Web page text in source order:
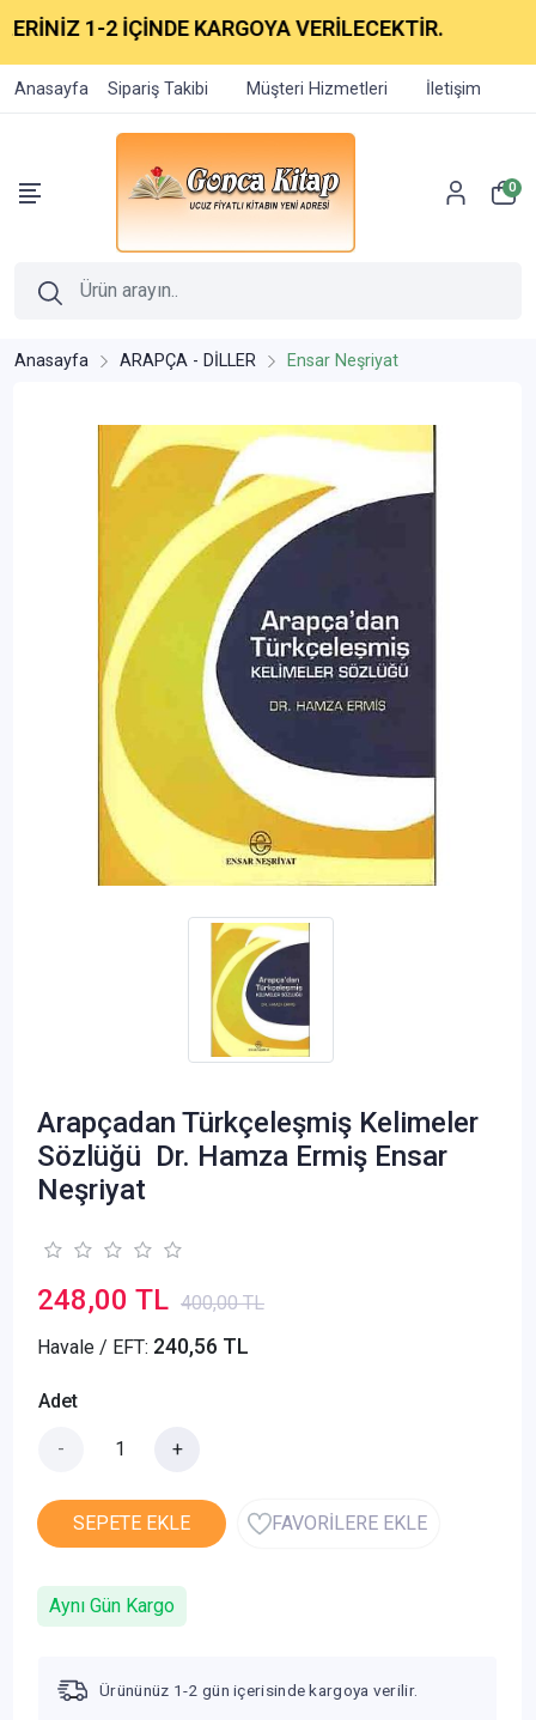
1-2 İÇİNDE KARGOYA VERİLECEKTİR.
Anasayfa Sipariş Takibi Müşteri Hizmetleri İletişim
0
Anasayfa ARAPÇA - DİLLER Ensar Neşriyat
Arapçadan Türkçeleşmiş Kelimeler
Sözlüğü Dr. Hamza Ermiş Ensar
Neşriyat
248,00 TL 400,00 TL
Havale / EFT: 240,56 TL
Adet
- +
SEPETE EKLE FAVORİLERE EKLE
Aynı Gün Kargo
Ürününüz 1-2 gün içerisinde kargoya verilir.